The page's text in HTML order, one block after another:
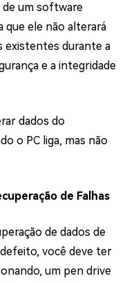
de um software
que ele não alterará
existentes durante a
e a integridade
dados do
o PC liga, mas não
de Falhas
de dados de
você deve ter
um pen drive